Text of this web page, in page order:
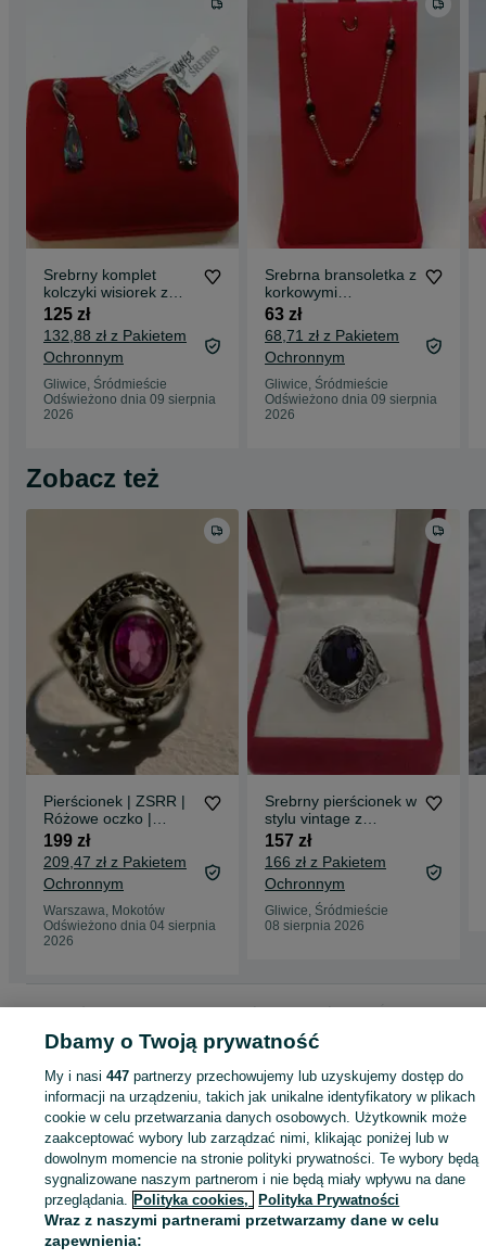
Srebrny komplet
kolczyki wisiorek z
holo oczkiem, srebro
próby 925
125 zł
132,88 zł z Pakietem
Ochronnym
Gliwice, Śródmieście
Odświeżono dnia 09 sierpnia
2026
Srebrna bransoletka z
korkowymi
kamieniami dł.18-
21cm, srebro próby
925
63 zł
68,71 zł z Pakietem
Ochronnym
Gliwice, Śródmieście
Odświeżono dnia 09 sierpnia
2026
Zobacz też
Pierścionek | ZSRR |
Różowe oczko |
Srebro 875 | Stan
bardzo dobry |
Rozmiar 15 | Vintage
199 zł
209,47 zł z Pakietem
Ochronnym
Warszawa, Mokotów
Odświeżono dnia 04 sierpnia
2026
Srebrny pierścionek w
stylu vintage z
fioletowym oczkiem
roz.23, 925
157 zł
166 zł z Pakietem
Ochronnym
Gliwice, Śródmieście
08 sierpnia 2026
Pierścionki - Gliwice
Pierścionki - Śródmieście
KATEGORIA
ID:1066107362 Wyświetlenia:
Kup
Dbamy o Twoją prywatność
My i nasi447 partnerzy przechowujemy lub uzyskujemy dostęp do
informacji na urządzeniu, takich jak unikalne identyfikatory w plikach
cookie w celu przetwarzania danych osobowych. Użytkownik może
zaakceptować wybory lub zarządzać nimi, klikając poniżej lub w
dowolnym momencie na stronie polityki prywatności. Te wybory będą
sygnalizowane naszym partnerom i nie będą miały wpływu na dane
przeglądania. Polityka cookies, Polityka Prywatności
Wraz z naszymi partnerami przetwarzamy dane w celu
zapewnienia: